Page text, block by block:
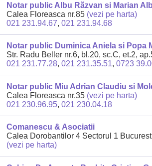
Notar public Albu Rãzvan si Marian
Calea Floreasca nr.85 (vezi pe harta)
021 231.94.67,021 231.94.68
Notar public Duminica Aniela si Popa
Str. Radu Beller nr.6, bl.20, sc.C, et.2,
021 231.77.28,021 231.35.51,0723
Notar public Miu Adrian Claudiu si
Calea Floreasca nr.35 (vezi pe harta)
021 230.96.95,021 230.04.18
Comanescu & Asociatii
Calea Dorobantilor 4 Sectorul 1
(vezi pe harta)